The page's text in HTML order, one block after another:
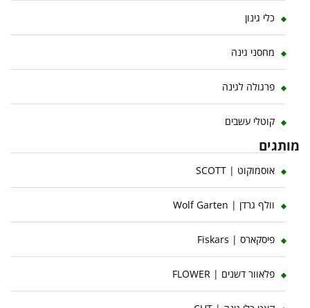
כלי גינון
מחסני גינה
פרגולה לגינה
קוטלי עשבים
מותגים
אוסמוקוט | SCOTT
וולף גרדן | Wolf Garten
פיסקארס | Fiskars
פלאוור דשנים | FLOWER